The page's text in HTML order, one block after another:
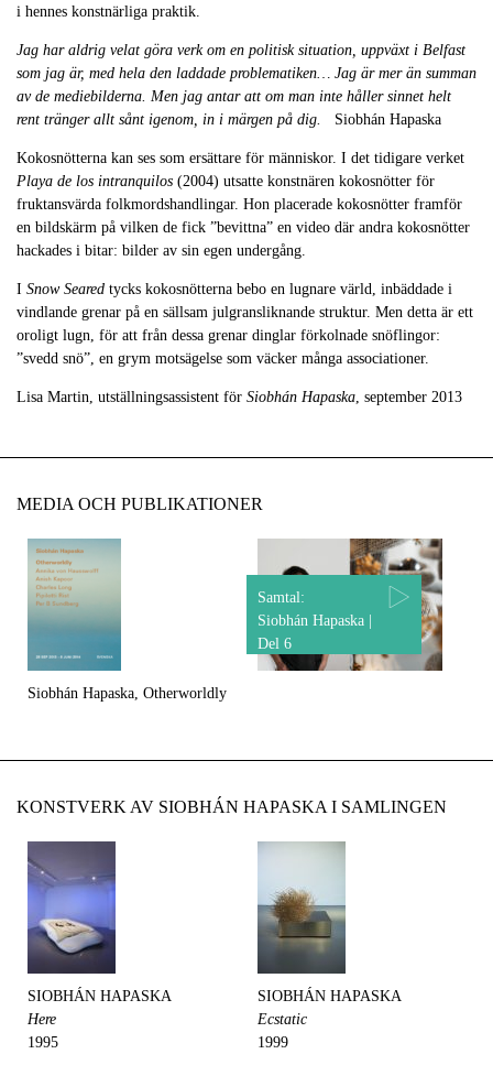
i hennes konstnärliga praktik.
Jag har aldrig velat göra verk om en politisk situation, uppväxt i Belfast
som jag är, med hela den laddade problematiken… Jag är mer än summan
av de mediebilderna. Men jag antar att om man inte håller sinnet helt
rent tränger allt sånt igenom, in i märgen på dig. Siobhán Hapaska
Kokosnötterna kan ses som ersättare för människor. I det tidigare verket
Playa de los intranquilos (2004) utsatte konstnären kokosnötter för
fruktansvärda folkmordshandlingar. Hon placerade kokosnötter framför
en bildskärm på vilken de fick ”bevittna” en video där andra kokosnötter
hackades i bitar: bilder av sin egen undergång.
I Snow Seared tycks kokosnötterna bebo en lugnare värld, inbäddade i
vindlande grenar på en sällsam julgransliknande struktur. Men detta är ett
oroligt lugn, för att från dessa grenar dinglar förkolnade snöflingor:
”svedd snö”, en grym motsägelse som väcker många associationer.
Lisa Martin, utställningsassistent för Siobhán Hapaska, september 2013
MEDIA OCH PUBLIKATIONER
Siobhán Hapaska, Otherworldly
Samtal:
Siobhán Hapaska |
Del 6
KONSTVERK AV SIOBHÁN HAPASKA I SAMLINGEN
SIOBHÁN HAPASKA
Here
1995
SIOBHÁN HAPASKA
Ecstatic
1999